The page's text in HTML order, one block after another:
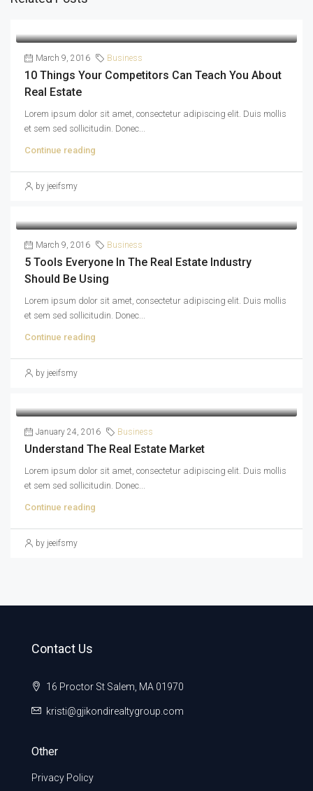
March 9, 2016 Business
10 Things Your Competitors Can Teach You About
Real Estate
Lorem ipsum dolor sit amet, consectetur adipiscing elit. Duis mollis
et sem sed sollicitudin. Donec...
Continue reading
by jeeifsmy
March 9, 2016 Business
5 Tools Everyone In The Real Estate Industry
Should Be Using
Lorem ipsum dolor sit amet, consectetur adipiscing elit. Duis mollis
et sem sed sollicitudin. Donec...
Continue reading
by jeeifsmy
January 24, 2016 Business
Understand The Real Estate Market
Lorem ipsum dolor sit amet, consectetur adipiscing elit. Duis mollis
et sem sed sollicitudin. Donec...
Continue reading
by jeeifsmy
Contact Us
16 Proctor St Salem, MA 01970
kristi@gjikondirealtygroup.com
Other
Privacy Policy